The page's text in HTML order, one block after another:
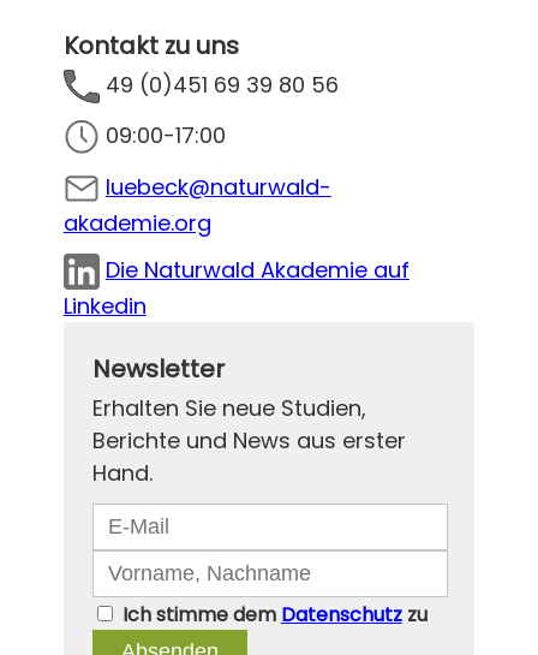
Kontakt zu uns
49 (0)451 69 39 80 56
09:00-17:00
luebeck@naturwald-
akademie.org
Die Naturwald Akademie auf
Linkedin
Newsletter
Erhalten Sie neue Studien,
Berichte und News aus erster
Hand.
Ich stimme dem Datenschutzzu